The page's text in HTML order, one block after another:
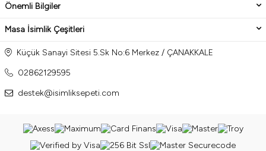
Önemli Bilgiler
Masa İsimlik Çeşitleri
Küçük Sanayi Sitesi 5.Sk No:6 Merkez / ÇANAKKALE
02862129595
destek@isimliksepeti.com